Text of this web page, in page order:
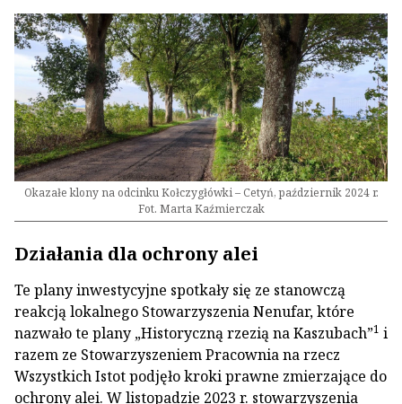
Okazałe klony na odcinku Kołczygłówki – Cetyń, październik 2024 r.
Fot. Marta Kaźmierczak
Działania dla ochrony alei
Te plany inwestycyjne spotkały się ze stanowczą
reakcją lokalnego Stowarzyszenia Nenufar, które
nazwało te plany „Historyczną rzezią na Kaszubach”1 i
razem ze Stowarzyszeniem Pracownia na rzecz
Wszystkich Istot podjęło kroki prawne zmierzające do
ochrony alei. W listopadzie 2023 r. stowarzyszenia